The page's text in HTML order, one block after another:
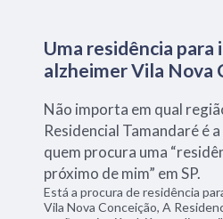
Uma residência para
alzheimer Vila Nova
Não importa em qual
Residencial Tamandaré é
quem procura uma
próximo de mim” em SP.
Está a procura de residência
Vila Nova Conceição, A